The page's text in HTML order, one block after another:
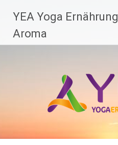
Inhalt
springen
YEA Yoga Ernährung
Aroma